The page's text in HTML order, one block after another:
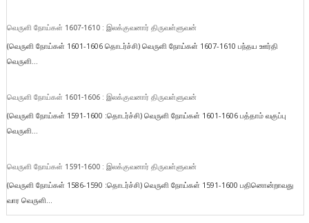
வெருளி நோய்கள் 1607-1610 : இலக்குவனார் திருவள்ளுவன்
(வெருளி நோய்கள் 1601-1606 தொடர்ச்சி) வெருளி நோய்கள் 1607-1610 பந்தய ஊர்தி
வெருளி...
வெருளி நோய்கள் 1601-1606 : இலக்குவனார் திருவள்ளுவன்
(வெருளி நோய்கள் 1591-1600 :தொடர்ச்சி) வெருளி நோய்கள் 1601-1606 பத்தாம் வகுப்பு
வெருளி...
வெருளி நோய்கள் 1591-1600 : இலக்குவனார் திருவள்ளுவன்
(வெருளி நோய்கள் 1586-1590 :தொடர்ச்சி) வெருளி நோய்கள் 1591-1600 பதினொன்றாவது
வார வெருளி...